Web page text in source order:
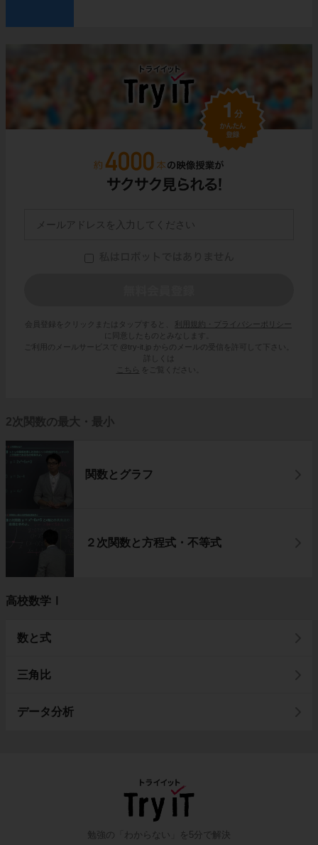
会員登録をクリックまたはタップすると、
利用規約・プライバシーポリシー
に同意したものとみなします。
ご利用のメールサービスで @try-it.jp からのメールの受信を許可して下さい。
詳しくは
こちら
をご覧ください。
2次関数の最大・最小
関数とグラフ
２次関数と方程式・不等式
高校数学Ⅰ
数と式
三角比
データ分析
勉強の「わからない」を5分で解決